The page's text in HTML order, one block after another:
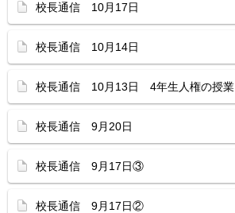
校長通信 10月17日
校長通信 10月14日
校長通信 10月13日 4年生人権の授業
校長通信 9月20日
校長通信 9月17日③
校長通信 9月17日②